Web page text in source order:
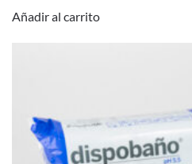
Añadir al carrito